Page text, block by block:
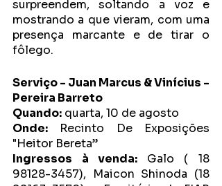
surpreendem, soltando a voz e
mostrando a que vieram, com uma
presença marcante e de tirar o
fôlego.
Serviço - Juan Marcus & Vinícius -
Pereira Barreto
Quando: quarta, 10 de agosto
Onde: Recinto De Exposições
"Heitor Bereta”
Ingressos à venda: Galo ( 18
98128-3457), Maicon Shinoda (18